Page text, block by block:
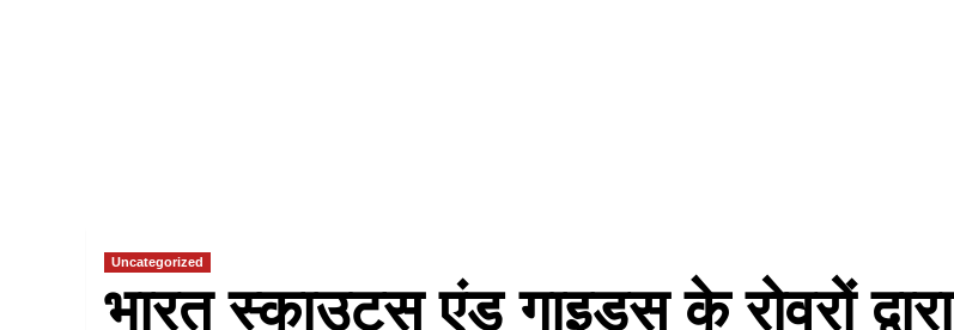
Uncategorized
भारत स्काउट्स एंड गाइड्स के रोवरों द्वारा